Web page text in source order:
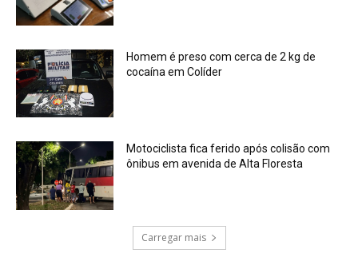
Homem é preso com cerca de 2 kg de
cocaína em Colíder
Motociclista fica ferido após colisão com
ônibus em avenida de Alta Floresta
Carregar mais